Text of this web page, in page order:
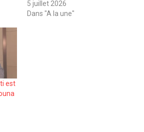
5 juillet 2026
Dans "A la une"
est